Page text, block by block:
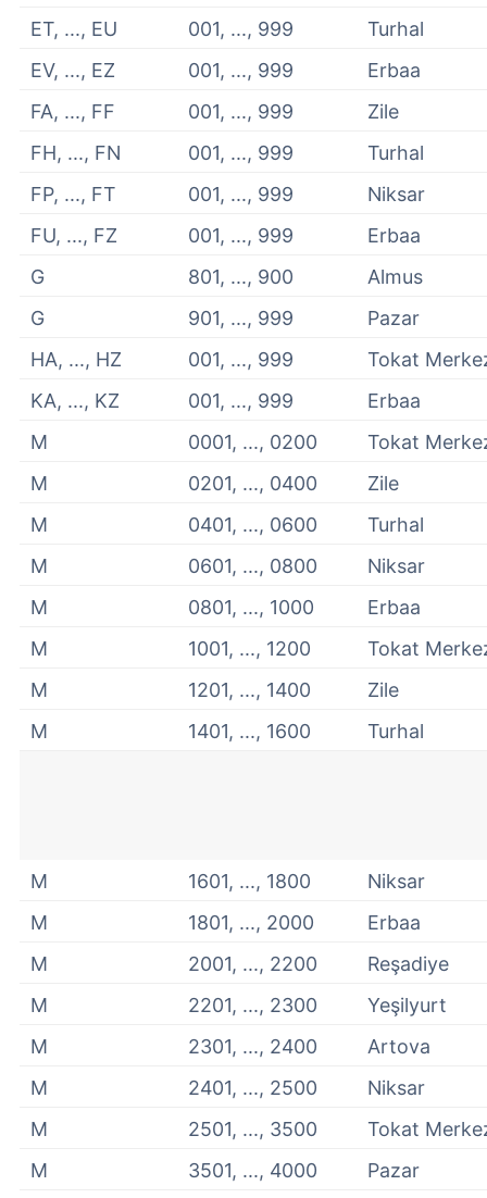
ET, ..., EU
001, ..., 999
Turhal
EV, ..., EZ
001, ..., 999
Erbaa
FA, ..., FF
001, ..., 999
Zile
FH, ..., FN
001, ..., 999
Turhal
FP, ..., FT
001, ..., 999
Niksar
FU, ..., FZ
001, ..., 999
Erbaa
G
801, ..., 900
Almus
G
901, ..., 999
Pazar
HA, ..., HZ
001, ..., 999
Tokat
KA, ..., KZ
001, ..., 999
Erbaa
M
0001, ..., 0200
Tokat
M
0201, ..., 0400
Zile
M
0401, ..., 0600
Turhal
M
0601, ..., 0800
Niksar
M
0801, ..., 1000
Erbaa
M
1001, ..., 1200
Tokat
M
1201, ..., 1400
Zile
M
1401, ..., 1600 Turhal
M 1601, ..., 1800
Niksar
M
1801, ..., 2000
Erbaa
M
2001, ..., 2200
Reşadiye
M
2201, ..., 2300
Yeşilyurt
M
2301, ..., 2400
Artova
M
2401, ..., 2500
Niksar
M
2501, ..., 3500
Tokat
M
3501, ..., 4000
Pazar